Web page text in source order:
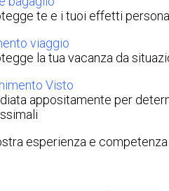
te e i tuoi effetti
viaggio
la tua vacanza da
Visto
appositamente per
esperienza e